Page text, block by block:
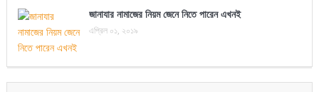
জানাযার নামাজের নিয়ম জেনে নিতে পারেন এখনই
এপ্রিল ০১, ২০১৯